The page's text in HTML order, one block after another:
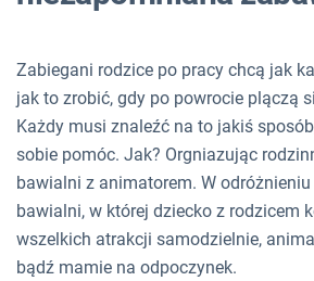
Zabiegani rodzice po pracy chcą jak
jak to zrobić, gdy po powrocie plączą
Każdy musi znaleźć na to jakiś
sobie pomóc. Jak? Orgniazując
bawialni z animatorem. W
bawialni, w której dziecko z rodzicem
wszelkich atrakcji samodzielnie,
bądź mamie na odpoczynek.